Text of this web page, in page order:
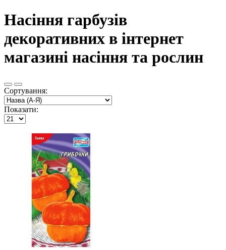
Насіння гарбузів
декоративних в інтернет
магазині насіння та рослин
Сортування:
Показати: